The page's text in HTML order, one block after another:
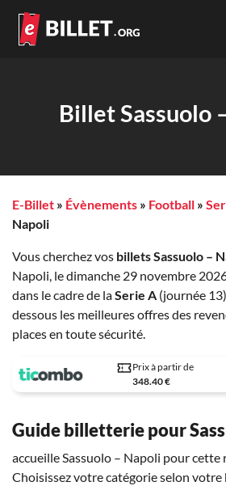
Billet Sassuolo
E-Billet » Évènements » Football »
Napoli
Vous cherchez vos billets Sassuolo –
Napoli, le dimanche 29 novembre
dans le cadre de laSerie A (journée
dessous les meilleures offres des
places en toute sécurité.
Prix à partir de
348.40 €
Guide billetterie pour
accueille Sassuolo – Napoli pour cette
Choisissez votre catégorie selon